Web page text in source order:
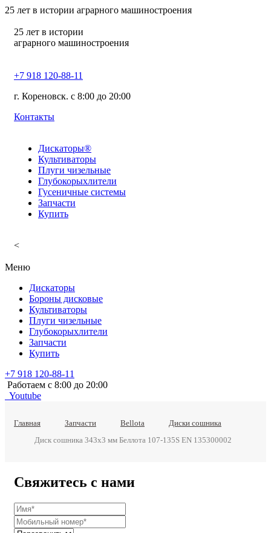
25 лет в истории аграрного машиностроения
25 лет в истории
аграрного машиностроения
+7 918 120-88-11
г. Кореновск. c 8:00 до 20:00
Контакты
Дискаторы®
Культиваторы
Плуги чизельные
Глубокорыхлители
Гусеничные системы
Запчасти
Купить
<
Меню
Дискаторы
Бороны дисковые
Культиваторы
Плуги чизельные
Глубокорыхлители
Запчасти
Купить
+7 918 120-88-11
Работаем c 8:00 до 20:00
Youtube
Главная Запчасти Bellota
Диски сошника
Диск сошника 343х3 мм Беллота 107-135S EN 135300002
Свяжитесь с нами